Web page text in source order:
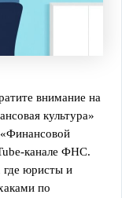
внимание на
культура»
канале ФНС.
где юристы и
по